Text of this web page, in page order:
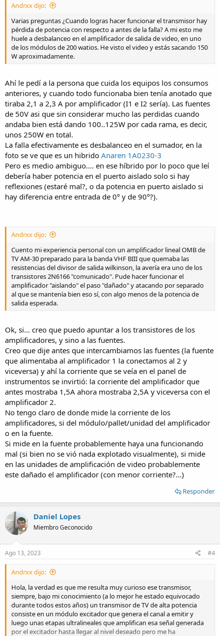
Andrxx dijo:
Varias preguntas ¿Cuando logras hacer funcionar el transmisor hay
pérdida de potencia con respecto a antes de la falla? A mi esto me
huele a desbalanceo en el amplificador de salida de video, en uno
de los módulos de 200 watios. He visto el video y estás sacando 150
W aproximadamente.
Ahí le pedí a la persona que cuida los equipos los consumos
anteriores, y cuando todo funcionaba bien tenía anotado que
tiraba 2,1 a 2,3 A por amplificador (I1 e I2 sería). Las fuentes
de 50V asi que sin considerar mucho las perdidas cuando
andaba bien está dando 100..125W por cada rama, es decir,
unos 250W en total.
La falla efectivamente es desbalanceo en el sumador, en la
foto se ve que es un hibrido Anaren 1A0230-3
Pero es medio ambiguo.... en ese híbrido por lo poco que leí
debería haber potencia en el puerto aislado solo si hay
reflexiones (estaré mal?, o da potencia en puerto aislado si
hay diferencia entre entrada de 0° y de 90°?).
Andrxx dijo:
Cuento mi experiencia personal con un amplificador lineal OMB de
TV AM-30 preparado para la banda VHF BIII que quemaba las
resistencias del divisor de salida wilkinson, la avería era uno de los
transistores 2N6166 "comunicado". Pude hacer funcionar el
amplificador "aislando" el paso "dañado" y atacando por separado
al que se mantenía bien eso sí, con algo menos de la potencia de
salida esperada.
Ok, si... creo que puedo apuntar a los transistores de los
amplificadores, y sino a las fuentes.
Creo que dije antes que intercambiamos las fuentes (la fuente
que alimentaba al amplificador 1 la conectamos al 2 y
viceversa) y ahí la corriente que se veía en el panel de
instrumentos se invirtió: la corriente del amplificador que
antes mostraba 1,5A ahora mostraba 2,5A y viceversa con el
amplificador 2.
No tengo claro de donde mide la corriente de los
amplificadores, si del módulo/pallet/unidad del amplificador
o en la fuente.
Si mide en la fuente probablemente haya una funcionando
mal (si bien no se vió nada explotado visualmente), si mide
en las unidades de amplificación de video probablemente
este dañado el amplificador (con menor corriente?...)
Responder
Daniel Lopes
Miembro Geconocido
Ago 13, 2023 #4
Andrxx dijo:
Hola, la verdad es que me resulta muy curioso ese transmisor,
siempre, bajo mi conocimiento (a lo mejor he estado equivocado
durante todos estos años) un transmisor de TV de alta potencia
consiste en un módulo excitador que genera el canal a emitir y
luego unas etapas ultralineales que amplifican esa señal generada
por el excitador hasta llegar al nivel deseado pero me ha